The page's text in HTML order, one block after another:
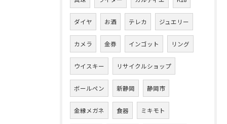
ダイヤ お酒 テレカ ジュエリー
カメラ 金券 インゴット リング
ウイスキー リサイクルショップ
ボールペン 新静岡 静岡市
金縁メガネ 食器 ミキモト